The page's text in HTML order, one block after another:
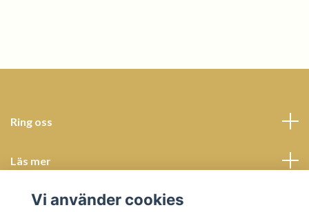
Ring oss
Läs mer
Sociala medier
Vi använder cookies